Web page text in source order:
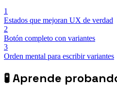
1
Estados que mejoran UX de verdad
2
Botón completo con variantes
3
Orden mental para escribir variantes
🧪Aprende